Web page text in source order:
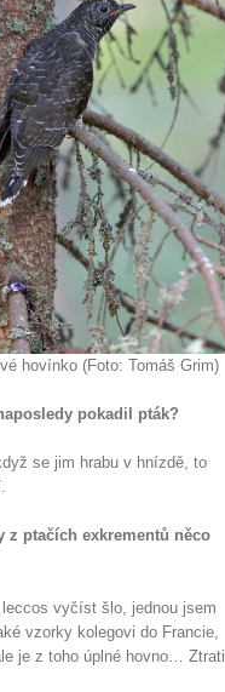
hovínko (Foto: Tomáš Grim)
pokadil pták?
se jim hrabu v hnízdě, to
z ptačích exkrementů něco
vyčíst šlo, jednou jsem
vzorky kolegovi do Francie,
je z toho úplné hovno… Ztratil